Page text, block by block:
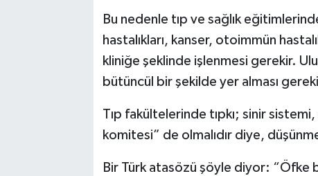
Bu nedenle tıp ve sağlık
hastalıkları, kanser, otoimmün
kliniğe şeklinde işlenmesi gerekir.
bütüncül bir şekilde yer alması
Tıp fakültelerinde tıpkı; sinir
komitesi” de olmalıdır diye,
Bir Türk atasözü şöyle diyor: “Öfke